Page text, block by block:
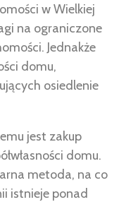
w Wielkiej
na ograniczone
Jednakże
domu,
osiedlenie
jest zakup
domu.
metoda, na co
istnieje ponad